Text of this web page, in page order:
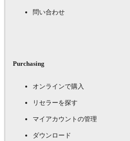
問い合わせ
Purchasing
オンラインで購入
リセラーを探す
マイアカウントの管理
ダウンロード